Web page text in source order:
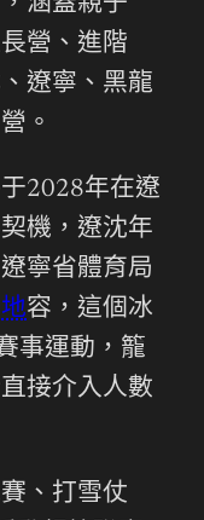
涵蓋親子
營、進階
遼寧、黑龍
。
2028年在遼
機，遼沈年
寧省體育局
容，這個冰
事運動，籠
直接介入人數
、打雪仗